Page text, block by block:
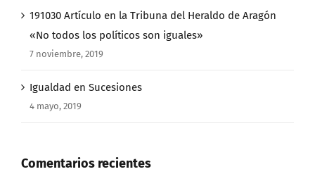
191030 Artículo en la Tribuna del Heraldo de Aragón
«No todos los políticos son iguales»
7 noviembre, 2019
Igualdad en Sucesiones
4 mayo, 2019
Comentarios recientes